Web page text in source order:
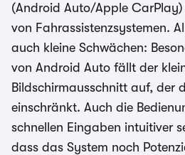
(Android Auto/Apple CarPlay)
von Fahrassistenzsystemen.
auch kleine Schwächen:
von Android Auto fällt der
Bildschirmausschnitt auf, der
einschränkt. Auch die
schnellen Eingaben intuitiver
dass das System noch